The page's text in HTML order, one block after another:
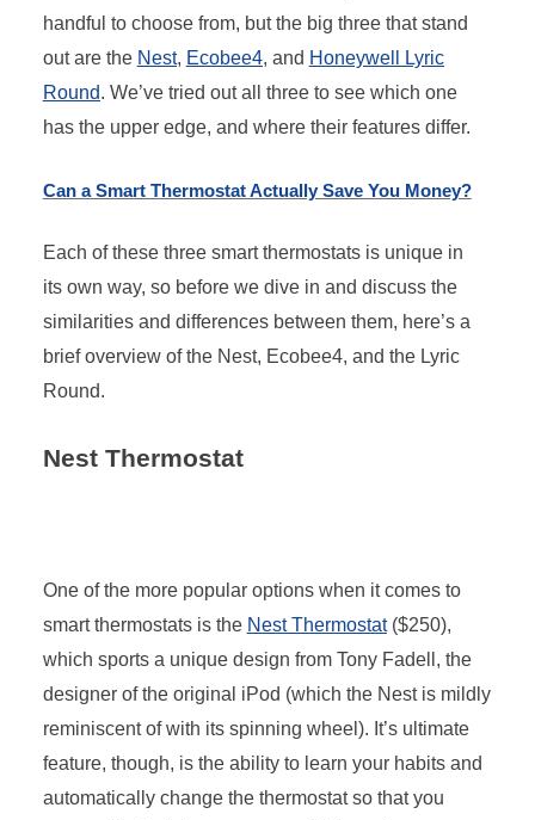
handful to choose from, but the big three that stand
out are the Nest, Ecobee4, and Honeywell Lyric
Round. We’ve tried out all three to see which one
has the upper edge, and where their features differ.
Can a Smart Thermostat Actually Save You Money?
Each of these three smart thermostats is unique in
its own way, so before we dive in and discuss the
similarities and differences between them, here’s a
brief overview of the Nest, Ecobee4, and the Lyric
Round.
Nest Thermostat
One of the more popular options when it comes to
smart thermostats is the Nest Thermostat($250),
which sports a unique design from Tony Fadell, the
designer of the original iPod (which the Nest is mildly
reminiscent of with its spinning wheel). It’s ultimate
feature, though, is the ability to learn your habits and
automatically change the thermostat so that you